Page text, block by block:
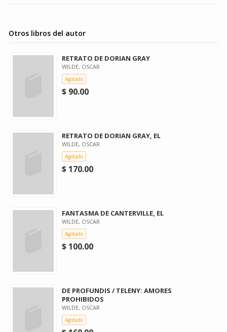
Otros libros del autor
RETRATO DE DORIAN GRAY
WILDE, OSCAR
Agotado
$ 90.00
RETRATO DE DORIAN GRAY, EL
WILDE, OSCAR
Agotado
$ 170.00
FANTASMA DE CANTERVILLE, EL
WILDE, OSCAR
Agotado
$ 100.00
DE PROFUNDIS / TELENY: AMORES
PROHIBIDOS
WILDE, OSCAR
Agotado